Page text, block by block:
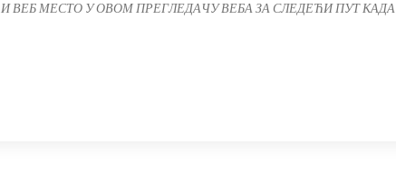
ВЕБ МЕСТО У ОВОМ ПРЕГЛЕДАЧУ ВЕБА ЗА СЛЕДЕЋИ ПУТ КАДА